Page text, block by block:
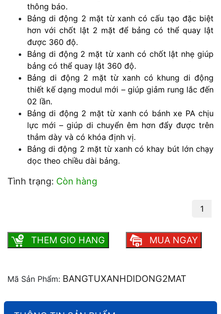
thông báo.
Bảng di động 2 mặt từ xanh có cấu tạo đặc biệt
hơn với chốt lật 2 mặt để bảng có thể quay lật
được 360 độ.
Bảng di động 2 mặt từ xanh có chốt lật nhẹ giúp
bảng có thể quay lật 360 độ.
Bảng di động 2 mặt từ xanh có khung di động
thiết kế dạng modul mới – giúp giảm rung lắc đến
02 lần.
Bảng di động 2 mặt từ xanh có bánh xe PA chịu
lực mới – giúp di chuyển êm hơn đẩy được trên
thảm dày và có khóa định vị.
Bảng di động 2 mặt từ xanh có khay bút lớn chạy
dọc theo chiều dài bảng.
Tình trạng: Còn hàng
THEM GIO HANG MUA NGAY
Mã Sản Phẩm: BANGTUXANHDIDONG2MAT